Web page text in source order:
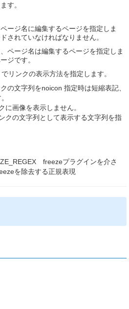
す。
ージ名に編集するページを指定しま
されていなければなりません。
ページ名は編集するページを指定しま
ジです。
リンクの表示方法を指定します。
の文字列をnoicon 指定時は短縮表記、
に画像を表示しません。
クの文字列として表示する文字列を指
freezeプラグインを介さ
を除去する正規表現